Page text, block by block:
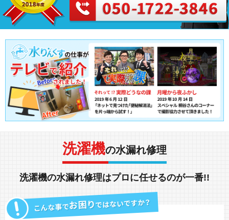
洗濯機の水漏れ修理
洗濯機の水漏れ修理はプロに任せるのが一番!!